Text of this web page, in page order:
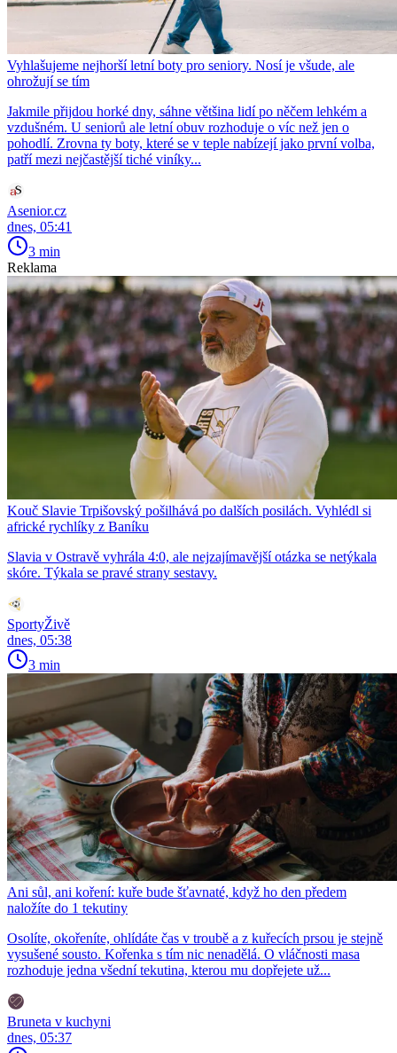
Vyhlašujeme nejhorší letní boty pro seniory. Nosí je všude, ale
ohrožují se tím
Jakmile přijdou horké dny, sáhne většina lidí po něčem lehkém a
vzdušném. U seniorů ale letní obuv rozhoduje o víc než jen o
pohodlí. Zrovna ty boty, které se v teple nabízejí jako první volba,
patří mezi nejčastější tiché viníky...
Asenior.cz
dnes, 05:41
3 min
Reklama
Kouč Slavie Trpišovský pošilhává po dalších posilách. Vyhlédl si
africké rychlíky z Baníku
Slavia v Ostravě vyhrála 4:0, ale nejzajímavější otázka se netýkala
skóre. Týkala se pravé strany sestavy.
SportyŽivě
dnes, 05:38
3 min
Ani sůl, ani koření: kuře bude šťavnaté, když ho den předem
naložíte do 1 tekutiny
Osolíte, okořeníte, ohlídáte čas v troubě a z kuřecích prsou je stejně
vysušené sousto. Kořenka s tím nic nenadělá. O vláčnosti masa
rozhoduje jedna všední tekutina, kterou mu dopřejete už...
Bruneta v kuchyni
dnes, 05:37